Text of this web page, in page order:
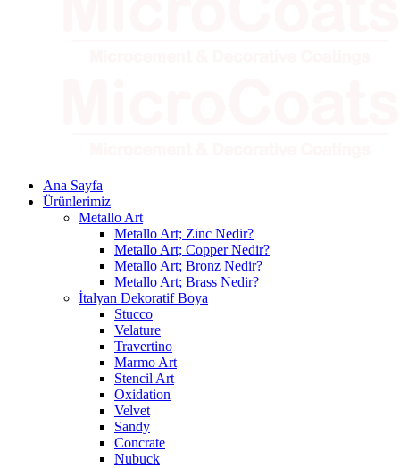
Ana Sayfa
Ürünlerimiz
Metallo Art
Metallo Art; Zinc Nedir?
Metallo Art; Copper Nedir?
Metallo Art; Bronz Nedir?
Metallo Art; Brass Nedir?
İtalyan Dekoratif Boya
Stucco
Velature
Travertino
Marmo Art
Stencil Art
Oxidation
Velvet
Sandy
Concrate
Nubuck